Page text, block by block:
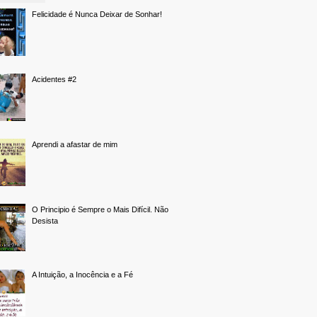
Felicidade é Nunca Deixar de Sonhar!
Acidentes #2
Aprendi a afastar de mim
O Principio é Sempre o Mais Difícil. Não
Desista
A Intuição, a Inocência e a Fé